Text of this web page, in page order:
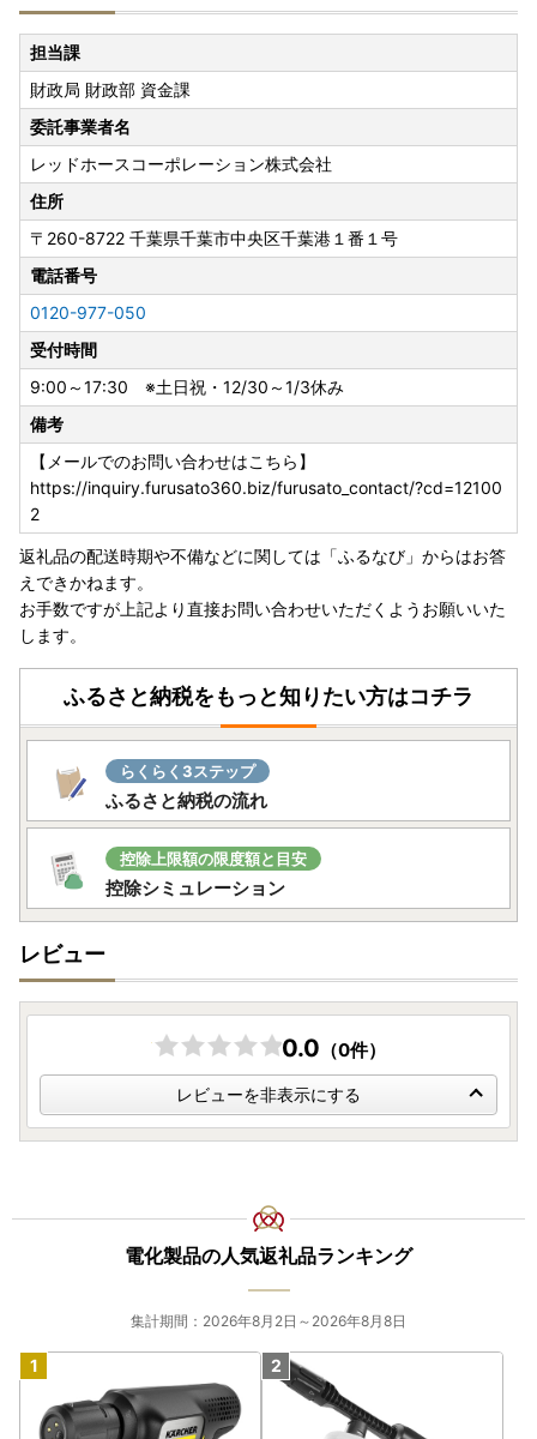
担当課
財政局 財政部 資金課
委託事業者名
レッドホースコーポレーション株式会社
住所
〒260-8722 千葉県千葉市中央区千葉港１番１号
電話番号
0120-977-050
受付時間
9:00～17:30 ※土日祝・12/30～1/3休み
備考
【メールでのお問い合わせはこちら】
https://inquiry.furusato360.biz/furusato_contact/?cd=12100
2
返礼品の配送時期や不備などに関しては「ふるなび」からはお答
えできかねます。
お手数ですが上記より直接お問い合わせいただくようお願いいた
します。
ふるさと納税をもっと知りたい方はコチラ
らくらく3ステップ
ふるさと納税の流れ
控除上限額の限度額と目安
控除シミュレーション
レビュー
0.0 （0件）
レビューを非表示にする
電化製品の人気返礼品ランキング
集計期間：2026年8月2日～2026年8月8日